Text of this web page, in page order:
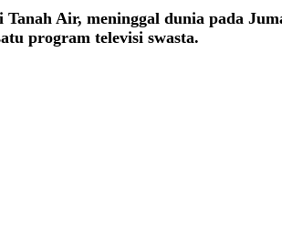
Air, meninggal dunia pada
program televisi swasta.